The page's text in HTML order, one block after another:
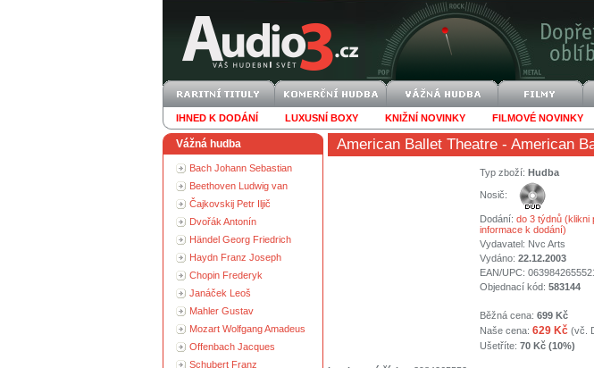
IHNED K DODÁNÍ LUXUSNÍ BOXY KNIŽNÍ NOVINKY FILMOVÉ NOVINKY
Vážná hudba
Bach Johann Sebastian
Beethoven Ludwig van
Čajkovskij Petr Iljič
Dvořák Antonín
Händel Georg Friedrich
Haydn Franz Joseph
Chopin Frederyk
Janáček Leoš
Mahler Gustav
Mozart Wolfgang Amadeus
Offenbach Jacques
Schubert Franz
American Ballet Theatre - American
Typ zboží: Hudba
Nosič:
Dodání: do 3 týdnů (klikni
informace k dodání)
Vydavatel: Nvc Arts
Vydáno: 22.12.2003
EAN/UPC:
Objednací kód: 583144
Běžná cena: 699 Kč
Naše cena: 629 Kč (vč.
Ušetříte: 70 Kč (10%)